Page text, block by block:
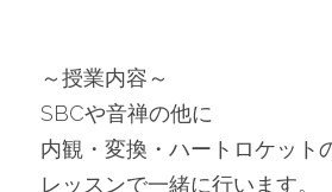
～授業内容～
SBCや音禅の他に
内観・変換・ハートロケット
レッスンで一緒に行います。